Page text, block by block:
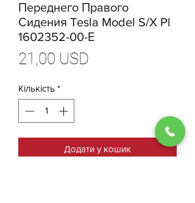
Переднего Правого
Сидения Tesla Model S/X Pl
1602352-00-Е
21,00 USD
Кількість *
Додати у кошик